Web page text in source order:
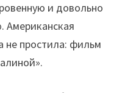
и довольно
Американская
не простила: фильм